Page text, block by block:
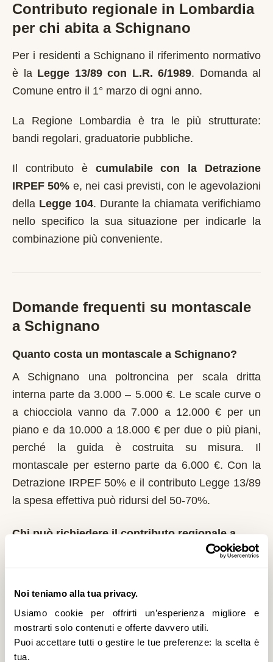
Noi teniamo alla tua privacy.
Usiamo cookie per offrirti un’esperienza migliore e
mostrarti solo contenuti e offerte davvero utili.
Puoi accettare tutti o gestire le tue preferenze: la scelta è
tua.
Contributo regionale in Lombardia
per chi abita a Schignano
Per i residenti a Schignano il riferimento normativo
è la Legge 13/89 con L.R. 6/1989. Domanda al
Comune entro il 1° marzo di ogni anno.
La Regione Lombardia è tra le più strutturate:
bandi regolari, graduatorie pubbliche.
Il contributo è cumulabile con la Detrazione
IRPEF 50% e, nei casi previsti, con le agevolazioni
della Legge 104. Durante la chiamata verifichiamo
nello specifico la sua situazione per indicarle la
combinazione più conveniente.
Domande frequenti su montascale
a Schignano
Quanto costa un montascale a Schignano?
A Schignano una poltroncina per scala dritta
interna parte da 3.000 – 5.000 €. Le scale curve o
a chiocciola vanno da 7.000 a 12.000 € per un
piano e da 10.000 a 18.000 € per due o più piani,
perché la guida è costruita su misura. Il
montascale per esterno parte da 6.000 €. Con la
Detrazione IRPEF 50% e il contributo Legge 13/89
la spesa effettiva può ridursi del 50-70%.
Chi può richiedere il contributo regionale a
13/89 con L.R. 6/1989. Domanda al Comune entro
il 1° marzo di ogni anno. La Regione Lombardia è
tra le più strutturate: bandi regolari, graduatorie
pubbliche. È un contributo a fondo perduto che si